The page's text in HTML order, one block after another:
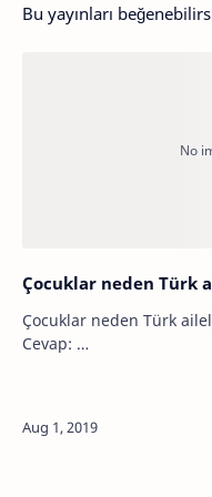
Bu yayınları
Çocuklar neden Türk
Çocuklar neden Türk
Cevap: …